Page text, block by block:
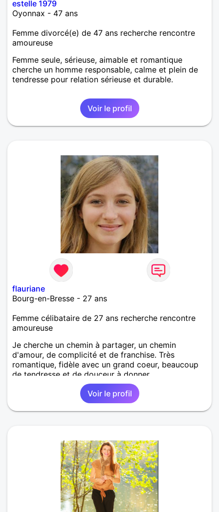
estelle 1979
Oyonnax - 47 ans
Femme divorcé(e) de 47 ans recherche rencontre
amoureuse
Femme seule, sérieuse, aimable et romantique
cherche un homme responsable, calme et plein de
tendresse pour relation sérieuse et durable.
Voir le profil
flauriane
Bourg-en-Bresse - 27 ans
Femme célibataire de 27 ans recherche rencontre
amoureuse
Je cherche un chemin à partager, un chemin
d'amour, de complicité et de franchise. Très
romantique, fidèle avec un grand coeur, beaucoup
de tendresse et de douceur à donner.
Voir le profil